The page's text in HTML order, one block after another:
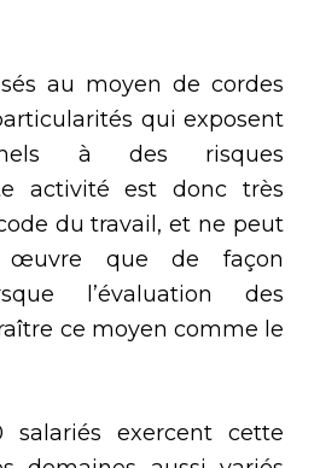
au moyen de cordes
qui exposent
à des risques
activité est donc très
du travail, et ne peut
que de façon
l’évaluation des
ce moyen comme le
salariés exercent cette